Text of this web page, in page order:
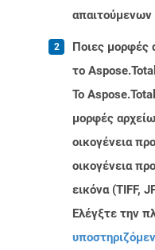
απαιτούμενων
Ποιες μορφές
το
Το
μορφές
οικογένεια
οικογένεια
εικόνα (TIFF,
Ελέγξτε την